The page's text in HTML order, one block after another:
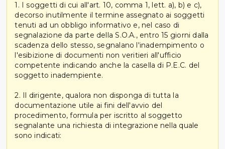
1. I soggetti di cui all'art. 10, comma 1, lett. a), b) e c),
decorso inutilmente il termine assegnato ai soggetti
tenuti ad un obbligo informativo e, nel caso di
segnalazione da parte della S.O.A., entro 15 giorni dalla
scadenza dello stesso, segnalano l'inadempimento o
l'esibizione di documenti non veritieri all'ufficio
competente indicando anche la casella di P.E.C. del
soggetto inadempiente.
2. Il dirigente, qualora non disponga di tutta la
documentazione utile ai fini dell'avvio del
procedimento, formula per iscritto al soggetto
segnalante una richiesta di integrazione nella quale
sono indicati: